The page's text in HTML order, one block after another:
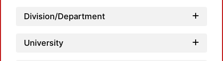
Division/Department
University